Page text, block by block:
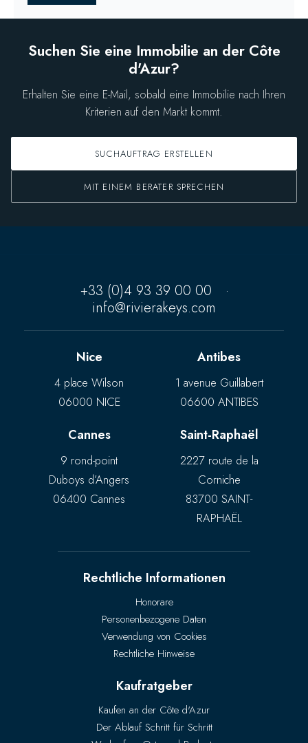
Suchen Sie eine Immobilie an der Côte
d'Azur?
Erhalten Sie eine E-Mail, sobald eine Immobilie nach Ihren
Kriterien auf den Markt kommt.
SUCHAUFTRAG ERSTELLEN
MIT EINEM BERATER SPRECHEN
+33 (0)4 93 39 00 00
·
info@rivierakeys.com
Nice
4 place Wilson
06000 NICE
Antibes
1 avenue Guillabert
06600 ANTIBES
Cannes
9 rond-point
Duboys d’Angers
06400 Cannes
Saint-Raphaël
2227 route de la
Corniche
83700 SAINT-
RAPHAËL
Rechtliche Informationen
Honorare
Personenbezogene Daten
Verwendung von Cookies
Rechtliche Hinweise
Kaufratgeber
Kaufen an der Côte d'Azur
Der Ablauf Schritt für Schritt